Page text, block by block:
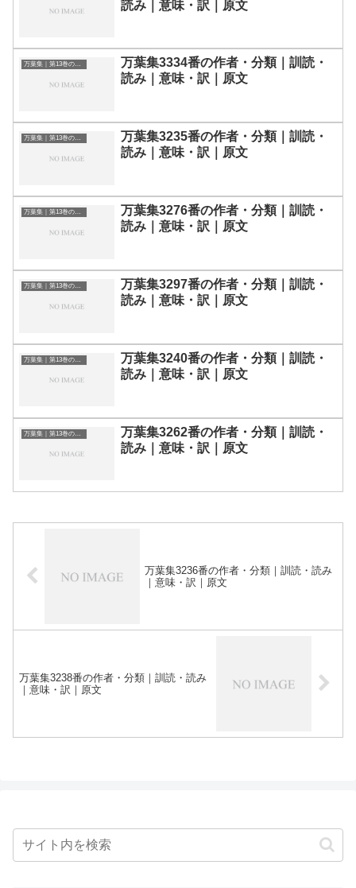
読み｜意味・訳｜原文
万葉集｜第13巻の和歌一覧
万葉集3334番の作者・分類｜訓読・
読み｜意味・訳｜原文
万葉集｜第13巻の和歌一覧
万葉集3235番の作者・分類｜訓読・
読み｜意味・訳｜原文
万葉集｜第13巻の和歌一覧
万葉集3276番の作者・分類｜訓読・
読み｜意味・訳｜原文
万葉集｜第13巻の和歌一覧
万葉集3297番の作者・分類｜訓読・
読み｜意味・訳｜原文
万葉集｜第13巻の和歌一覧
万葉集3240番の作者・分類｜訓読・
読み｜意味・訳｜原文
万葉集｜第13巻の和歌一覧
万葉集3262番の作者・分類｜訓読・
読み｜意味・訳｜原文
万葉集3236番の作者・分類｜訓読・読み
｜意味・訳｜原文
万葉集3238番の作者・分類｜訓読・読み
｜意味・訳｜原文